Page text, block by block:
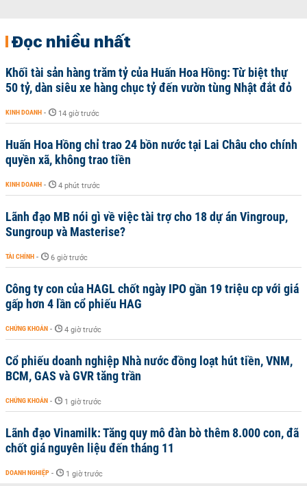
Đọc nhiều nhất
Khối tài sản hàng trăm tỷ của Huấn Hoa Hồng: Từ biệt thự
50 tỷ, dàn siêu xe hàng chục tỷ đến vườn tùng Nhật đắt đỏ
KINH DOANH - 14 giờ trước
Huấn Hoa Hồng chỉ trao 24 bồn nước tại Lai Châu cho chính
quyền xã, không trao tiền
KINH DOANH - 4 phút trước
Lãnh đạo MB nói gì về việc tài trợ cho 18 dự án Vingroup,
Sungroup và Masterise?
TÀI CHÍNH - 6 giờ trước
Công ty con của HAGL chốt ngày IPO gần 19 triệu cp với giá
gấp hơn 4 lần cổ phiếu HAG
CHỨNG KHOÁN - 4 giờ trước
Cổ phiếu doanh nghiệp Nhà nước đồng loạt hút tiền, VNM,
BCM, GAS và GVR tăng trần
CHỨNG KHOÁN - 1 giờ trước
Lãnh đạo Vinamilk: Tăng quy mô đàn bò thêm 8.000 con, đã
chốt giá nguyên liệu đến tháng 11
DOANH NGHIỆP - 1 giờ trước